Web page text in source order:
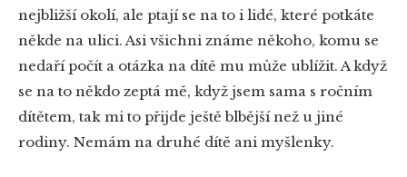
nejbližší okolí, ale ptají se na to i lidé, které potkáte
někde na ulici. Asi všichni známe někoho, komu se
nedaří počít a otázka na dítě mu může ublížit. A když
se na to někdo zeptá mě, když jsem sama s ročním
dítětem, tak mi to přijde ještě blbější než u jiné
rodiny. Nemám na druhé dítě ani myšlenky.